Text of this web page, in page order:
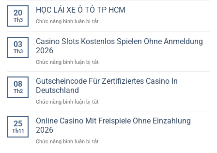
luận
ở
TP.
Minh:
Phát
hiện
giấy
xe
giả
20
Th3
HỌC LÁI XE Ô TÔ TP HCM
Chức năng bình luận bị tắt
LÁI
XE
HCM
03
Th3
Casino Slots Kostenlos Spielen Ohne Anmeldung
2026
Chức năng bình luận bị tắt
Slots
Ohne
2026
08
Th2
Gutscheincode Für Zertifiziertes Casino In
Deutschland
Chức năng bình luận bị tắt
Für
Zertifiziertes
In
25
Th11
Online Casino Mit Freispiele Ohne Einzahlung
2026
Chức năng bình luận bị tắt